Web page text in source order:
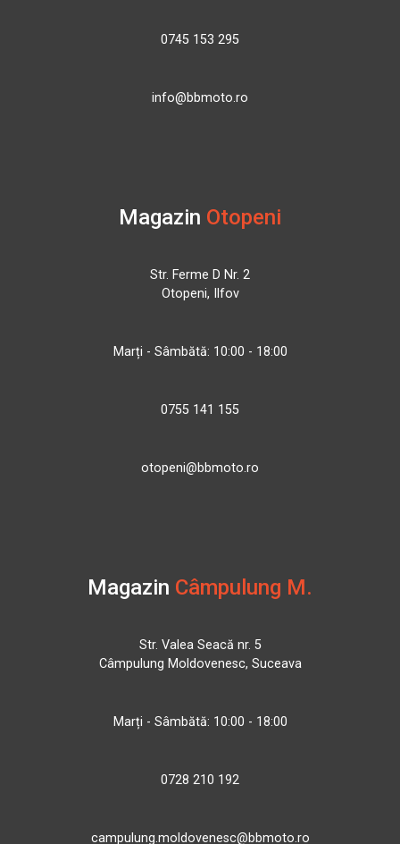
0745 153 295
info@bbmoto.ro
Magazin Otopeni
Str. Ferme D Nr. 2
Otopeni, Ilfov
Marți - Sâmbătă: 10:00 - 18:00
0755 141 155
otopeni@bbmoto.ro
Magazin Câmpulung M.
Str. Valea Seacă nr. 5
Câmpulung Moldovenesc, Suceava
Marți - Sâmbătă: 10:00 - 18:00
0728 210 192
campulung.moldovenesc@bbmoto.ro